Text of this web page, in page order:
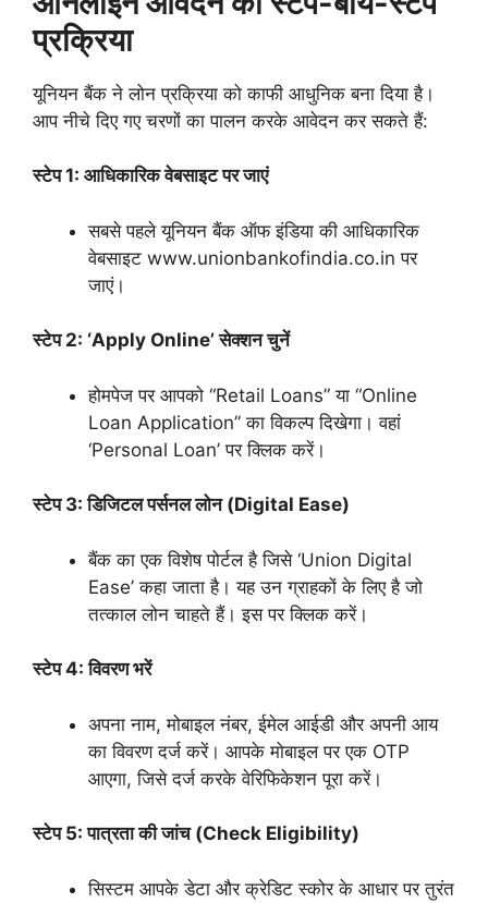
प्रक्रिया
यूनियन बैंक ने लोन प्रक्रिया को काफी आधुनिक बना दिया है।
आप नीचे दिए गए चरणों का पालन करके आवेदन कर सकते हैं:
स्टेप 1: आधिकारिक वेबसाइट पर जाएं
सबसे पहले यूनियन बैंक ऑफ इंडिया की आधिकारिक
वेबसाइट www.unionbankofindia.co.in पर
जाएं।
स्टेप 2: ‘Apply Online’ सेक्शन चुनें
होमपेज पर आपको “Retail Loans” या “Online
Loan Application” का विकल्प दिखेगा। वहां
‘Personal Loan’ पर क्लिक करें।
स्टेप 3: डिजिटल पर्सनल लोन (Digital Ease)
बैंक का एक विशेष पोर्टल है जिसे ‘Union Digital
Ease’ कहा जाता है। यह उन ग्राहकों के लिए है जो
तत्काल लोन चाहते हैं। इस पर क्लिक करें।
स्टेप 4: विवरण भरें
अपना नाम, मोबाइल नंबर, ईमेल आईडी और अपनी आय
का विवरण दर्ज करें। आपके मोबाइल पर एक OTP
आएगा, जिसे दर्ज करके वेरिफिकेशन पूरा करें।
स्टेप 5: पात्रता की जांच (Check Eligibility)
सिस्टम आपके डेटा और क्रेडिट स्कोर के आधार पर तुरंत